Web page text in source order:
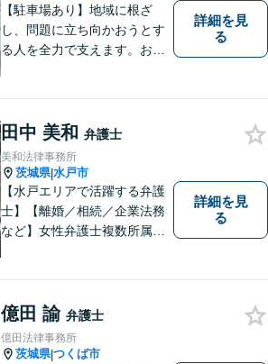
【駐車場あり】地域に根ざ
し、問題に立ち向かおうとす
る人を全力で支えます。お困
詳細を見
る
田中 美和 弁護士
美和法律事務所
茨城県|水戸市
【水戸エリアで活躍する弁護
士】【離婚／相続／企業法務
など】女性弁護士複数所属／
いたします。お困りごとがあ
ればお気軽にご相談くださ
い。
詳細を見
る
億田 諭 弁護士
億田法律事務所
茨城県|つくば市